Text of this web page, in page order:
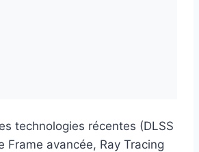
technologies récentes (DLSS
Frame avancée, Ray Tracing